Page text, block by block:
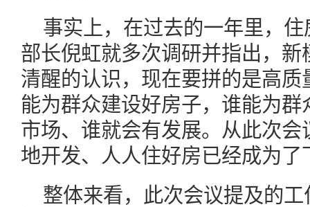
事实上，在过去的一年里，
部长倪虹就多次调研并指出，
清醒的认识，现在要拼的是高
能为群众建设好房子，谁能为
市场、谁就会有发展。从此次
地开发、人人住好房已经成为
整体来看，此次会议提及的